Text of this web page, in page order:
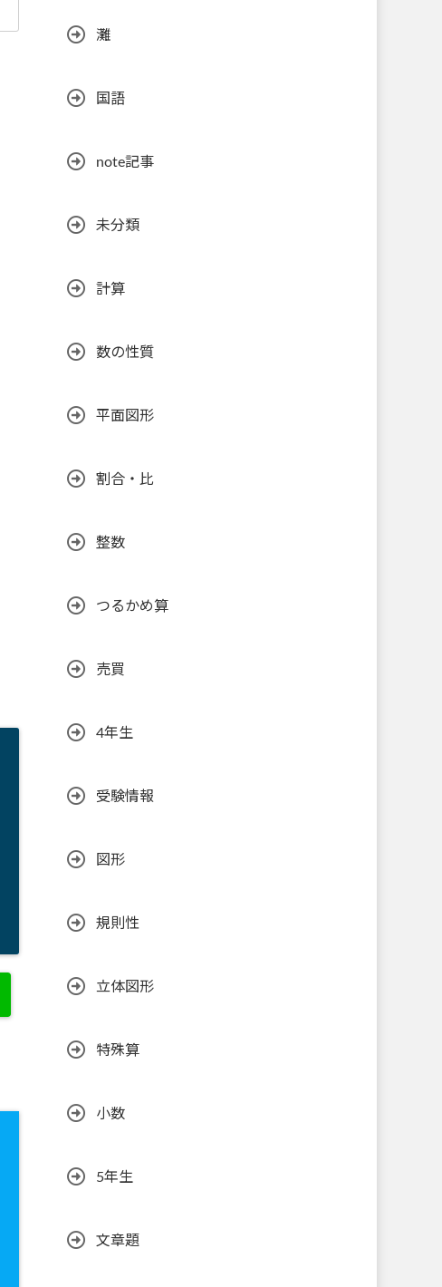
灘
国語
note記事
未分類
計算
数の性質
平面図形
割合・比
整数
つるかめ算
売買
4年生
受験情報
図形
規則性
立体図形
特殊算
小数
5年生
文章題